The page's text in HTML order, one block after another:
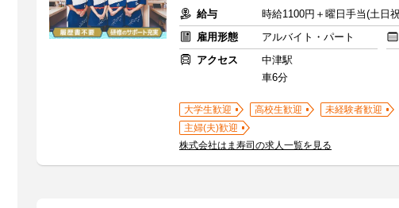
給与
時給1100円＋曜日手当(土日
雇用形態
アルバイト・パート
アクセス
中津駅
車6分
大学生歓迎 高校生歓迎 未経験者歓迎
主婦(夫)歓迎
株式会社はま寿司の求人一覧を見る